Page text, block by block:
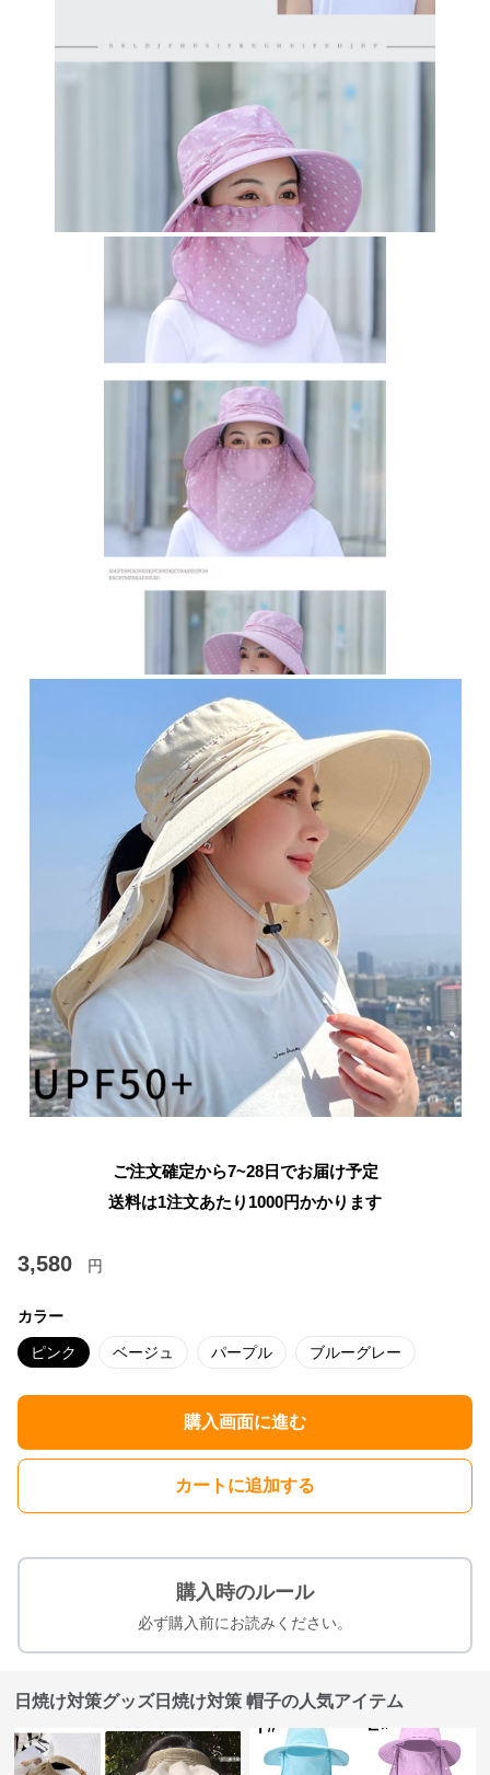
ご注文確定から7~28日でお届け予定
送料は1注文あたり 1000円かかります
3,580 円
カラー
ピンク ベージュ パープル ブルーグレー
購入画面に進む
カートに追加する
購入時のルール
必ず購入前にお読みください。
日焼け対策グッズ日焼け対策 帽子の人気アイテム